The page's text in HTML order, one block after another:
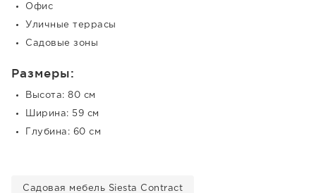
Офис
Уличные террасы
Садовые зоны
Размеры:
Высота: 80 см
Ширина: 59 см
Глубина: 60 см
Садовая мебель Siesta Contract